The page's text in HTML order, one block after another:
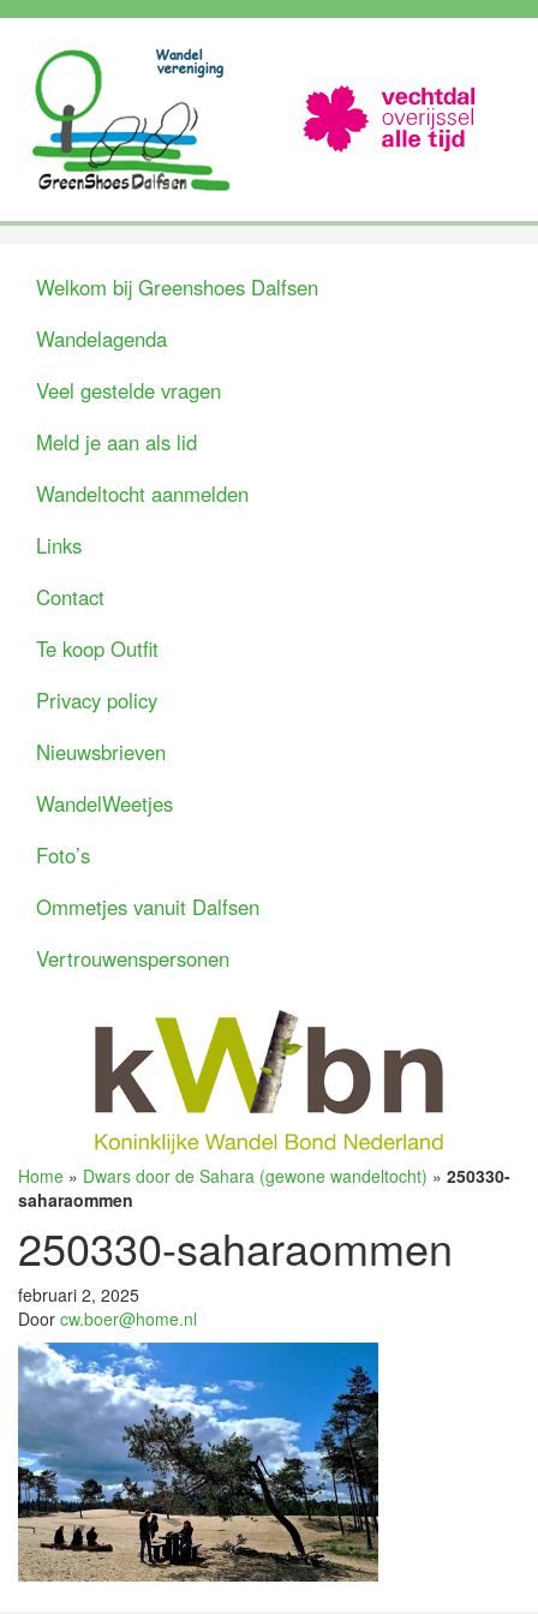
Welkom bij Greenshoes Dalfsen
Wandelagenda
Veel gestelde vragen
Meld je aan als lid
Wandeltocht aanmelden
Links
Contact
Te koop Outfit
Privacy policy
Nieuwsbrieven
WandelWeetjes
Foto’s
Ommetjes vanuit Dalfsen
Vertrouwenspersonen
Home » Dwars door de Sahara (gewone wandeltocht) » 250330-
saharaommen
250330-saharaommen
februari 2, 2025
Door cw.boer@home.nl